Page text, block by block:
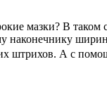
мазки? В таком
наконечнику
штрихов. А с